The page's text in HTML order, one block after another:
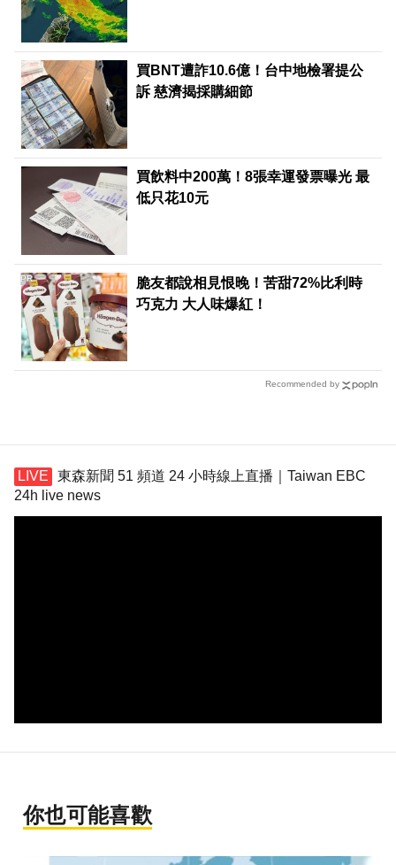
買BNT遭詐10.6億！台中地檢署提公
訴 慈濟揭採購細節
買飲料中200萬！8張幸運發票曝光 最
低只花10元
脆友都說相見恨晚！苦甜72%比利時
巧克力 大人味爆紅！
PR
Recommended by
東森新聞 51 頻道 24 小時線上直播｜Taiwan EBC
24h live news
你也可能喜歡